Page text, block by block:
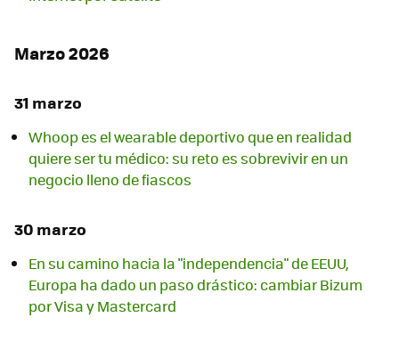
Marzo 2026
31 marzo
Whoop es el wearable deportivo que en realidad
quiere ser tu médico: su reto es sobrevivir en un
negocio lleno de fiascos
30 marzo
En su camino hacia la "independencia" de EEUU,
Europa ha dado un paso drástico: cambiar Bizum
por Visa y Mastercard